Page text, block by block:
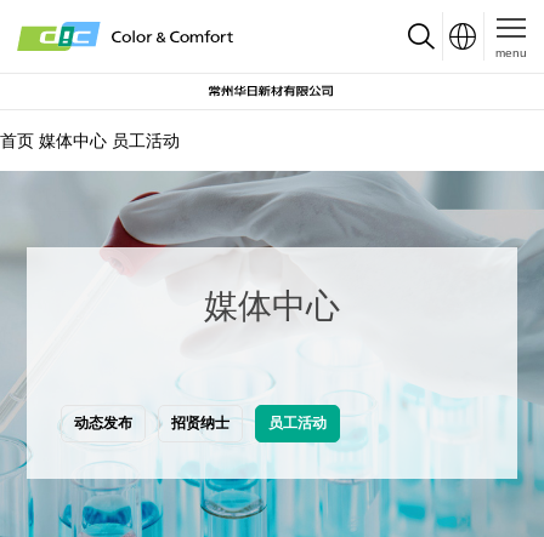
menu
首页 媒体中心 员工活动
媒体中心
动态发布 招贤纳士 员工活动